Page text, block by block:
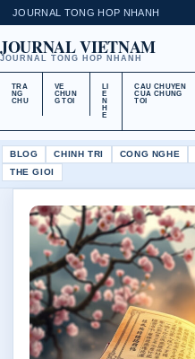
JOURNAL TONG HOP NHANH
JOURNAL VIETNAM
JOURNAL TONG HOP NHANH
TRA
NG
CHU
VE
CHUN
G TOI
LI
E
N
H
E
CAU CHUYEN
CUA CHUNG
TOI
BLOG CHINH TRI CONG NGHE
THE GIOI